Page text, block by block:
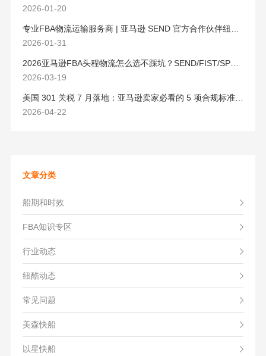
2026-01-20
专业FBA物流运输服务商 | 亚马逊 SEND 官方合作伙伴纽酷国际物流
2026-01-31
2026亚马逊FBA头程物流怎么选不踩坑？SEND/FIST/SPN官方认证物流商，只有这家敢承诺“准达率第一”
2026-03-19
美国 301 关税 7 月落地：亚马逊卖家必看的 5 项合规标准与稳交付方案
2026-04-22
文章分类
船期和时效
FBA知识专区
行业动态
纽酷动态
常见问题
美森快船
以星快船